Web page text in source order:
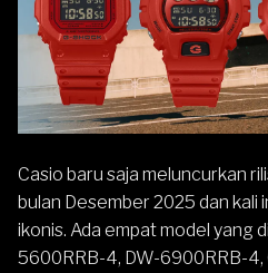
Casio baru saja meluncurkan
bulan Desember 2025 dan kali
ikonis. Ada empat model yang
5600RRB-4, DW-6900RRB-4,